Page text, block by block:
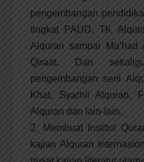
pengembangan
tingkat PAUD, TK
Alquran sampai
Qiraat. Dan
pengembangan seni
Khat, Syarhil Alquran,
Alquran dan lain-lain.
2. Membuat Institut
kajian Alquran